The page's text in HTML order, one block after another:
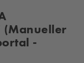
(Manueller
-